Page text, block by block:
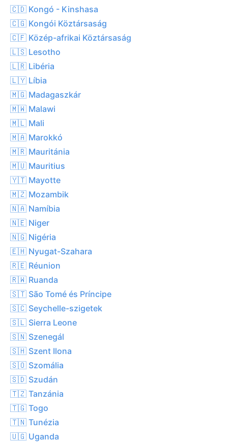
🇨🇩 Kongó - Kinshasa
🇨🇬 Kongói Köztársaság
🇨🇫 Közép-afrikai Köztársaság
🇱🇸 Lesotho
🇱🇷 Libéria
🇱🇾 Líbia
🇲🇬 Madagaszkár
🇲🇼 Malawi
🇲🇱 Mali
🇲🇦 Marokkó
🇲🇷 Mauritánia
🇲🇺 Mauritius
🇾🇹 Mayotte
🇲🇿 Mozambik
🇳🇦 Namíbia
🇳🇪 Niger
🇳🇬 Nigéria
🇪🇭 Nyugat-Szahara
🇷🇪 Réunion
🇷🇼 Ruanda
🇸🇹 São Tomé és Príncipe
🇸🇨 Seychelle-szigetek
🇸🇱 Sierra Leone
🇸🇳 Szenegál
🇸🇭 Szent Ilona
🇸🇴 Szomália
🇸🇩 Szudán
🇹🇿 Tanzánia
🇹🇬 Togo
🇹🇳 Tunézia
🇺🇬 Uganda